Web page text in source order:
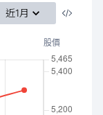
近1月